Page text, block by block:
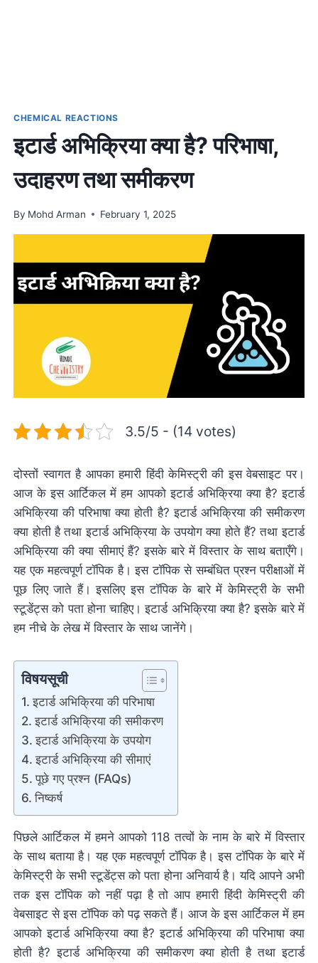
CHEMICAL REACTIONS
इटार्ड अभिक्रिया क्या है? परिभाषा,
उदाहरण तथा समीकरण
By Mohd Arman February 1, 2025
3.5/5 - (14 votes)
दोस्तों स्वागत है आपका हमारी हिंदी केमिस्ट्री की इस वेबसाइट पर।
आज के इस आर्टिकल में हम आपको इटार्ड अभिक्रिया क्या है? इटार्ड
अभिक्रिया की परिभाषा क्या होती है? इटार्ड अभिक्रिया की समीकरण
क्या होती है तथा इटार्ड अभिक्रिया के उपयोग क्या होते हैं? तथा इटार्ड
अभिक्रिया की क्या सीमाएं हैं? इसके बारे में विस्तार के साथ बताएँगे।
यह एक महत्वपूर्ण टॉपिक है। इस टॉपिक से सम्बंधित प्रश्न परीक्षाओं में
पूछ लिए जाते हैं। इसलिए इस टॉपिक के बारे में केमिस्ट्री के सभी
स्टूडेंट्स को पता होना चाहिए। इटार्ड अभिक्रिया क्या है? इसके बारे में
हम नीचे के लेख में विस्तार के साथ जानेंगे।
विषयसूची
इटार्ड अभिक्रिया की परिभाषा
इटार्ड अभिक्रिया की समीकरण
इटार्ड अभिक्रिया के उपयोग
इटार्ड अभिक्रिया की सीमाएं
पूछे गए प्रश्न (FAQs)
निष्कर्ष
पिछले आर्टिकल में हमने आपको 118 तत्वों के नाम के बारे में विस्तार
के साथ बताया है। यह एक महत्वपूर्ण टॉपिक है। इस टॉपिक के बारे में
केमिस्ट्री के सभी स्टूडेंट्स को पता होना अनिवार्य है। यदि आपने अभी
तक इस टॉपिक को नहीं पढ़ा है तो आप हमारी हिंदी केमिस्ट्री की
वेबसाइट से इस टॉपिक को पढ़ सकते हैं। आज के इस आर्टिकल में हम
आपको इटार्ड अभिक्रिया क्या है? इटार्ड अभिक्रिया की परिभाषा क्या
होती है? इटार्ड अभिक्रिया की समीकरण क्या होती है तथा इटार्ड